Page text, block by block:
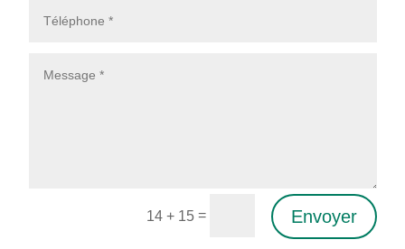
14 + 15= Envoyer